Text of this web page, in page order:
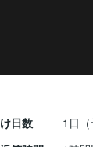
日数
1日（